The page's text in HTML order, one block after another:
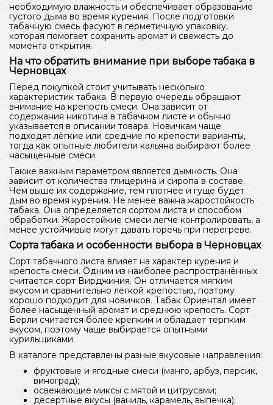
необходимую влажность и обеспечивает образование
густого дыма во время курения. После подготовки
табачную смесь фасуют в герметичную упаковку,
которая помогает сохранить аромат и свежесть до
момента открытия.
На что обратить внимание при выборе табака в
Черновцах
Перед покупкой стоит учитывать несколько
характеристик табака. В первую очередь обращают
внимание на крепость смеси. Она зависит от
содержания никотина в табачном листе и обычно
указывается в описании товара. Новичкам чаще
подходят лёгкие или средние по крепости варианты,
тогда как опытные любители кальяна выбирают более
насыщенные смеси.
Также важным параметром является дымность. Она
зависит от количества глицерина и сиропа в составе.
Чем выше их содержание, тем плотнее и гуще будет
дым во время курения. Не менее важна жаростойкость
табака. Она определяется сортом листа и способом
обработки. Жаростойкие смеси легче контролировать, а
менее устойчивые могут давать горечь при перегреве.
Сорта табака и особенности выбора в Черновцах
Сорт табачного листа влияет на характер курения и
крепость смеси. Одним из наиболее распространённых
считается сорт Вирджиния. Он отличается мягким
вкусом и сравнительно лёгкой крепостью, поэтому
хорошо подходит для новичков. Табак Ориентал имеет
более насыщенный аромат и среднюю крепость. Сорт
Берли считается более крепким и обладает терпким
вкусом, поэтому чаще выбирается опытными
курильщиками.
В каталоге представлены разные вкусовые направления:
фруктовые и ягодные смеси (манго, арбуз, персик,
виноград);
освежающие миксы с мятой и цитрусами;
десертные вкусы (ваниль, карамель, выпечка);